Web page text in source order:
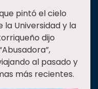
pintó el cielo
la Universidad y la
dijo
al pasado y
más recientes.